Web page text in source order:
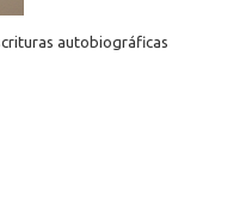
autobiográficas